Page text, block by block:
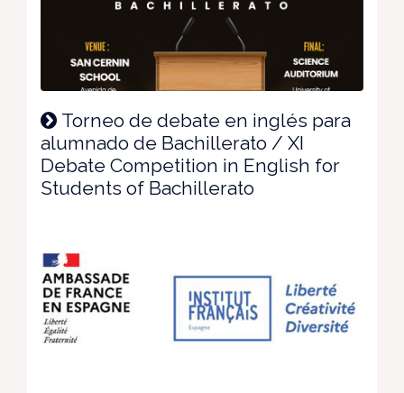
Torneo de debate en inglés para
alumnado de Bachillerato / XI
Debate Competition in English for
Students of Bachillerato